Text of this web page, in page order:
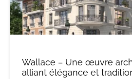
Wallace – Une œuvre
alliant élégance et